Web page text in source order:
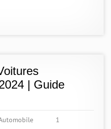
| Guide
1